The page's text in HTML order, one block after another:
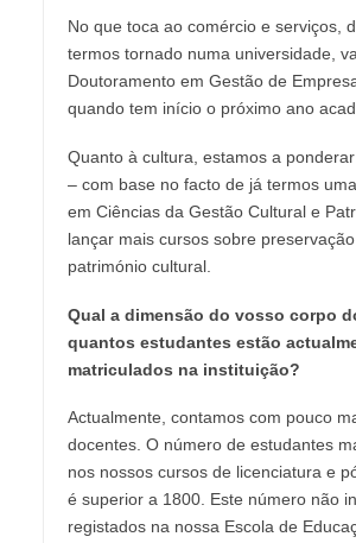
No que toca ao comércio e serviços,
termos tornado numa universidade,
Doutoramento em Gestão de
quando tem início o próximo ano
Quanto à cultura, estamos a
– com base no facto de já termos
em Ciências da Gestão Cultural e
lançar mais cursos sobre
património cultural.
Qual a dimensão do vosso corpo
quantos estudantes estão
matriculados na instituição?
Actualmente, contamos com pouco
docentes. O número de estudantes
nos nossos cursos de licenciatura e
é superior a 1800. Este número não
registados na nossa Escola de